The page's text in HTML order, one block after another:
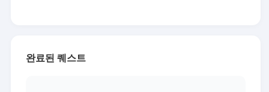
완료된 퀘스트